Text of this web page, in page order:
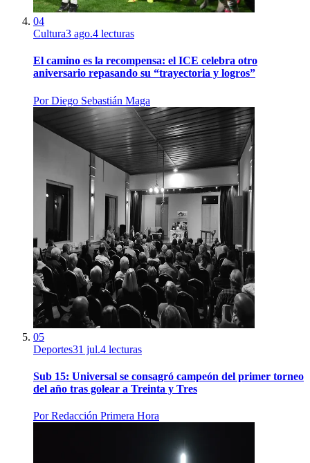
04
Cultura3 ago.4 lecturas
El camino es la recompensa: el ICE celebra otro
aniversario repasando su “trayectoria y logros”
PorDiego Sebastián Maga
05
Deportes31 jul.4 lecturas
Sub 15: Universal se consagró campeón del primer torneo
del año tras golear a Treinta y Tres
PorRedacción Primera Hora